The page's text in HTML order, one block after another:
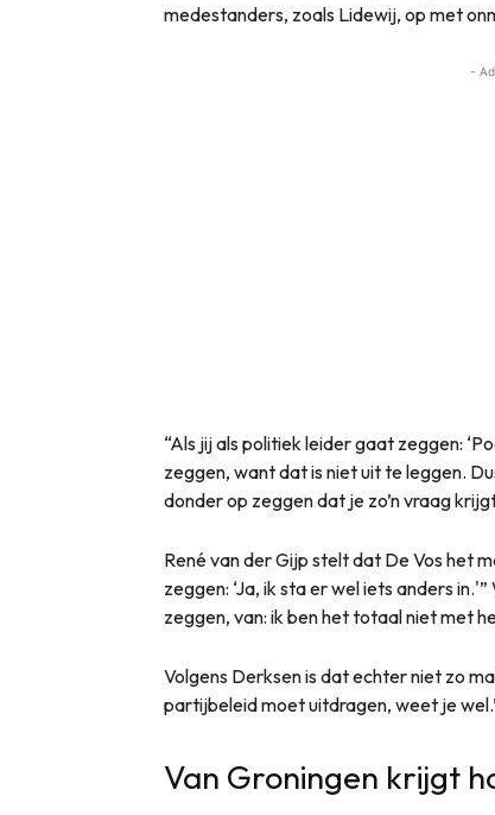
medestanders, zoals Lidewij, op met
-
“Als jij als politiek leider gaat zeggen:
zeggen, want dat is niet uit te leggen.
donder op zeggen dat je zo’n vraag
René van der Gijp stelt dat De Vos het
zeggen: ‘Ja, ik sta er wel iets anders
zeggen, van: ik ben het totaal niet met
Volgens Derksen is dat echter niet zo
partijbeleid moet uitdragen, weet je
Van Groningen krijgt